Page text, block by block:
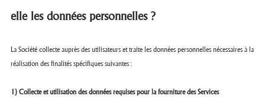
elle les données personnelles ?
La Société collecte auprès des utilisateurs et traite les données personnelles nécessaires à la
réalisation des finalités spécifiques suivantes :
1) Collecte et utilisation des données requises pour la fourniture des Services